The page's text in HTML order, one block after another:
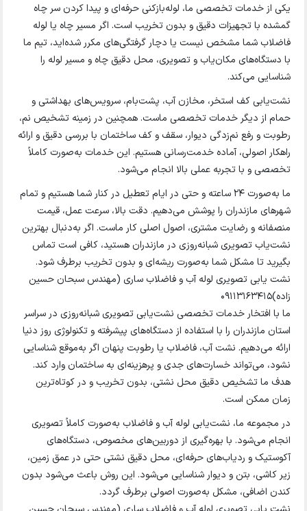
یکی از خدمات تخصصی ما، لوله‌بازکنی حرفه‌ای و پیدا کردن سر چاه
گمشده با تجهیزات دقیق و بدون تخریب است. اگر مسیر چاه یا لوله
فاضلاب شما مشخص نیست یا دچار گرفتگی‌های مکرر شده‌اید، تیم ما
با دستگاه‌های مکان‌یاب و تصویری، محل دقیق چاه و مسیر لوله را
شناسایی می‌کند.
نشت‌یابی کف استخر، مخازن آب، پشت‌بام، سرویس‌های بهداشتی و
حمام از دیگر خدمات تخصصی ماست. همچنین در زمینه تشخیص نم،
رطوبت و رفع نم‌زدگی دیوار، سقف و کف ساختمان با بررسی دقیق و ارائه
راهکار اصولی، آماده خدمت‌رسانی هستیم. این خدمات به‌صورت کاملاً
تخصصی و با تجربه عملی بالا انجام می‌شود.
ما به‌صورت ۲۴ ساعته و حتی در ایام تعطیل در کنار شما هستیم و تمام
شهرهای مازندران را پوشش می‌دهیم. دقت بالا، سرعت عمل، قیمت
منصفانه و رضایت مشتری، اصول اصلی کار ماست. اگر به‌دنبال بهترین
نشت‌یاب تصویری شبانه‌روزی در مازندران هستید، کافی است تماس
بگیرید تا مشکل شما به‌صورت ریشه‌ای و بدون تخریب برطرف شود.
نشت یابی تصویری لوله آب و فاضلاب ساری (مهندس سبحان حسین
زاده)۰۹۱۱۳۱۶۳۴۱۵
ما با افتخار خدمات تخصصی نشت‌یابی تصویری شبانه‌روزی در سراسر
استان مازندران را با استفاده از دستگاه‌های پیشرفته و تکنولوژی روز دنیا
ارائه می‌دهیم. نشت آب، فاضلاب یا رطوبت پنهان اگر به‌موقع شناسایی
نشود، می‌تواند خسارت‌های جدی و پرهزینه‌ای به ساختمان وارد کند.
هدف ما تشخیص دقیق محل نشتی، بدون تخریب و در کوتاه‌ترین
زمان ممکن است.
در مجموعه ما، نشت‌یابی لوله آب و فاضلاب به‌صورت کاملاً تصویری
انجام می‌شود. با بهره‌گیری از دوربین‌های مخصوص، دستگاه‌های
آکوستیک و ردیاب‌های حرفه‌ای، محل دقیق نشتی حتی در عمق زمین،
زیر کاشی، بتن و دیوار شناسایی می‌شود. این روش باعث می‌شود بدون
کندن اضافی، مشکل به‌صورت اصولی برطرف گردد.